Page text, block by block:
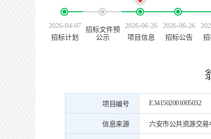
2026-04-07
招标计划
招标文件预
公示
2026-06-26
项目信息
2026-06-26
招标公告
项目编号 E341502001005032
信息来源 六安市公共资源交